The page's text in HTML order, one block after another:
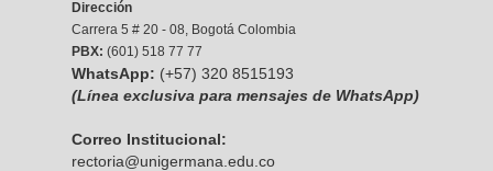
Dirección
Carrera 5 # 20 - 08, Bogotá Colombia
PBX: (601) 518 77 77
WhatsApp: (+57) 320 8515193
(Línea exclusiva para mensajes de WhatsApp)
Correo Institucional:
rectoria@unigermana.edu.co